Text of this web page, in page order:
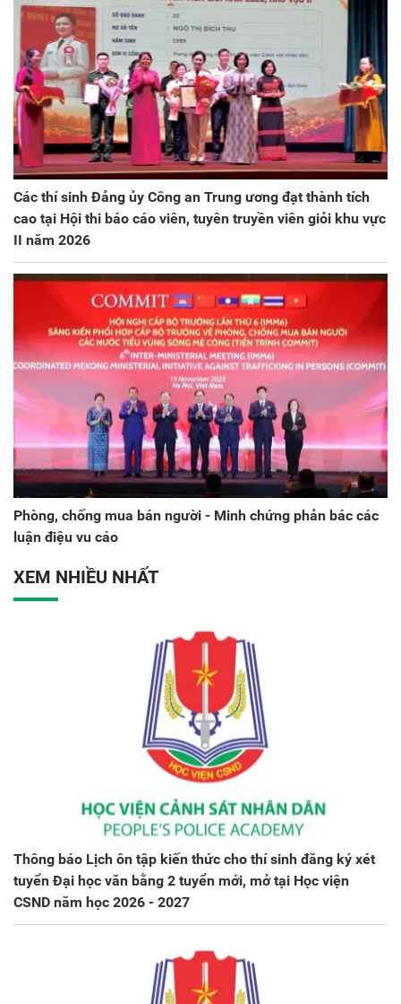
Các thí sinh Đảng ủy Công an Trung ương đạt thành tích
cao tại Hội thi báo cáo viên, tuyên truyền viên giỏi khu vực
II năm 2026
Phòng, chống mua bán người - Minh chứng phản bác các
luận điệu vu cáo
XEM NHIỀU NHẤT
Thông báo Lịch ôn tập kiến thức cho thí sinh đăng ký xét
tuyển Đại học văn bằng 2 tuyển mới, mở tại Học viện
CSND năm học 2026 - 2027